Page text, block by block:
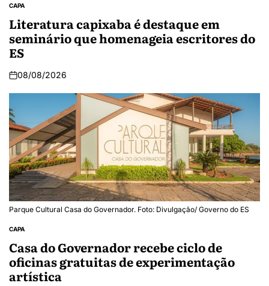
CAPA
Literatura capixaba é destaque em
seminário que homenageia escritores do
ES
08/08/2026
Parque Cultural Casa do Governador. Foto: Divulgação/ Governo do ES
CAPA
Casa do Governador recebe ciclo de
oficinas gratuitas de experimentação
artística